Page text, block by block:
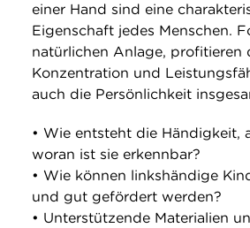
einer Hand sind eine
Eigenschaft jedes Menschen.
natürlichen Anlage, profitieren
Konzentration und
auch die Persönlichkeit
• Wie entsteht die Händigkeit,
woran ist sie erkennbar?
• Wie können linkshändige
und gut gefördert werden?
• Unterstützende Materialien